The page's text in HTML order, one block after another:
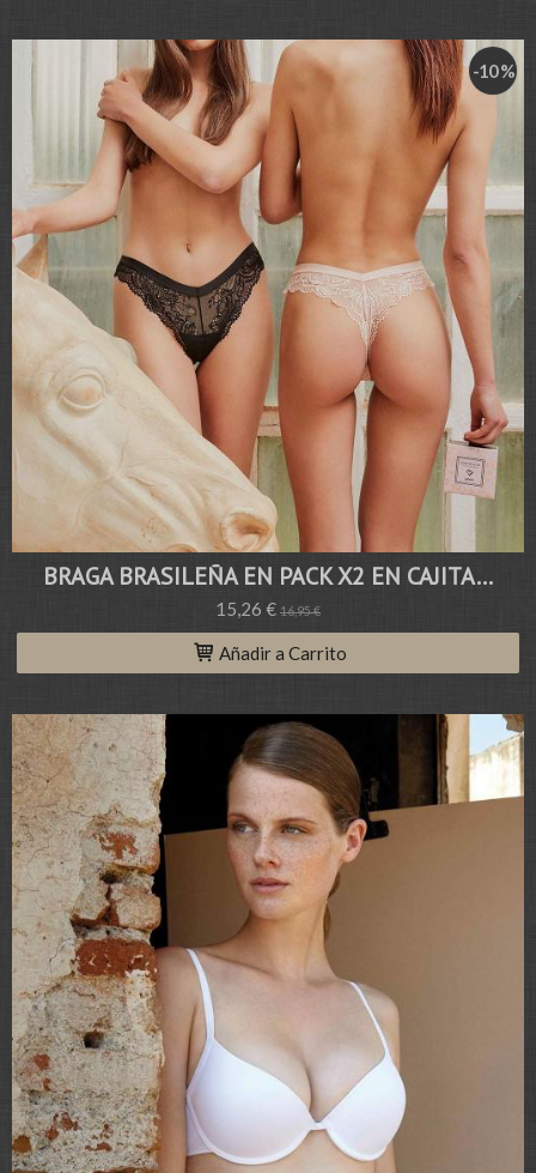
-10 %
BRAGA BRASILEÑA EN PACK X2 EN CAJITA...
15,26 € 16,95 €
Añadir a Carrito